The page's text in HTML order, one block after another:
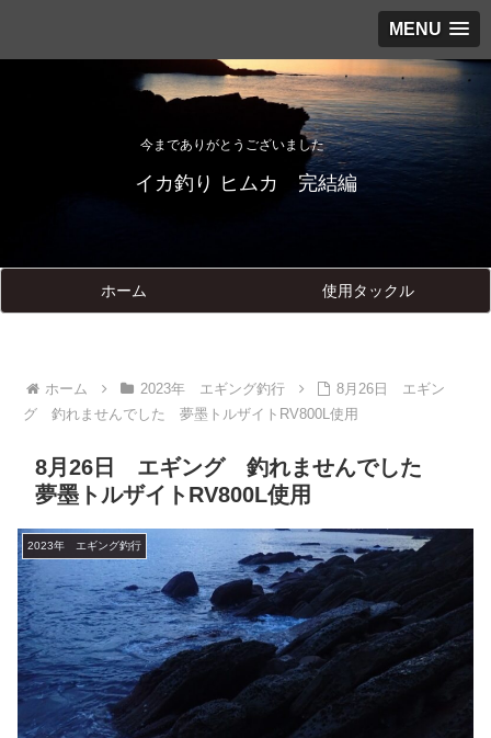
MENU
今までありがとうございました
イカ釣り ヒムカ 完結編
ホーム 使用タックル
ホーム 2023年 エギング釣行
8月26日 エギン
グ 釣れませんでした 夢墨トルザイトRV800L使用
8月26日 エギング 釣れませんでした
夢墨トルザイトRV800L使用
2023年 エギング釣行